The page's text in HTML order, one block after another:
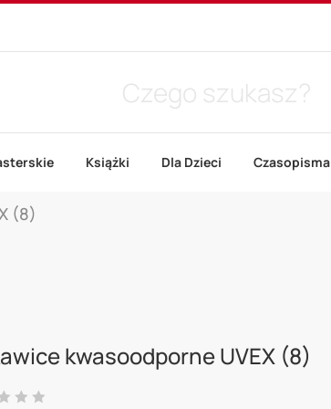
Książki Dla Dzieci Czasopisma
(8)
kwasoodporne UVEX (8)